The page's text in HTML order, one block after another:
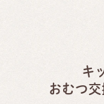
キ
おむつ